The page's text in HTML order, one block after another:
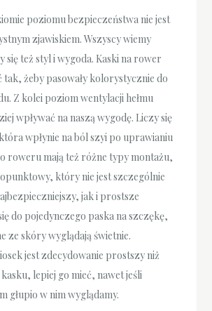
poziomu bezpieczeństwa nie jest
zjawiskiem. Wszyscy wiemy
się też styl i wygoda. Kaski na rower
żeby pasowały kolorystycznie do
Z kolei poziom wentylacji hełmu
wpływać na naszą wygodę. Liczy się
wpłynie na ból szyi po uprawianiu
roweru mają też różne typy montażu,
który nie jest szczególnie
jak i prostsze
do pojedynczego paska na szczękę,
ze skóry wyglądają świetnie.
jest zdecydowanie prostszy niż
lepiej go mieć, nawet jeśli
głupio w nim wyglądamy.